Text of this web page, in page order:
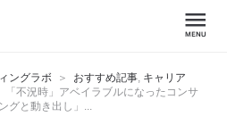
ングラボ おすすめ記事, キャリア
「不況時」アベイラブルになったコンサ
グと動き出し」...